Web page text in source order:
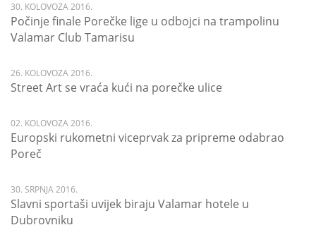
30. KOLOVOZA 2016.
Počinje finale Porečke lige u odbojci na trampolinu
Valamar Club Tamarisu
26. KOLOVOZA 2016.
Street Art se vraća kući na porečke ulice
02. KOLOVOZA 2016.
Europski rukometni viceprvak za pripreme odabrao
Poreč
30. SRPNJA 2016.
Slavni sportaši uvijek biraju Valamar hotele u
Dubrovniku